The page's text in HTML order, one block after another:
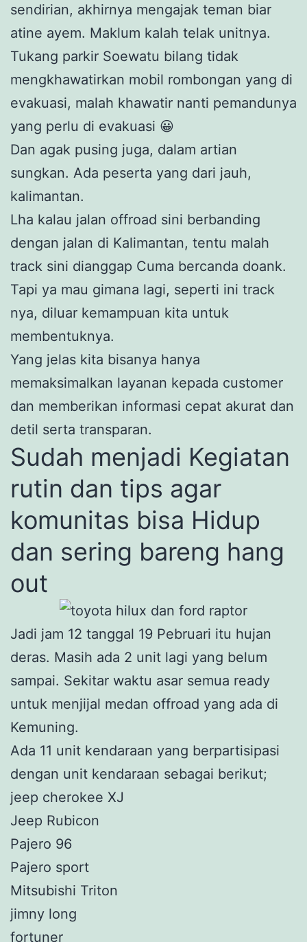
sendirian, akhirnya mengajak teman biar
atine ayem. Maklum kalah telak unitnya.
Tukang parkir Soewatu bilang tidak
mengkhawatirkan mobil rombongan yang di
evakuasi, malah khawatir nanti pemandunya
yang perlu di evakuasi 😀
Dan agak pusing juga, dalam artian
sungkan. Ada peserta yang dari jauh,
kalimantan.
Lha kalau jalan offroad sini berbanding
dengan jalan di Kalimantan, tentu malah
track sini dianggap Cuma bercanda doank.
Tapi ya mau gimana lagi, seperti ini track
nya, diluar kemampuan kita untuk
membentuknya.
Yang jelas kita bisanya hanya
memaksimalkan layanan kepada customer
dan memberikan informasi cepat akurat dan
detil serta transparan.
Sudah menjadi Kegiatan
rutin dan tips agar
komunitas bisa Hidup
dan sering bareng hang
out
Jadi jam 12 tanggal 19 Pebruari itu hujan
deras. Masih ada 2 unit lagi yang belum
sampai. Sekitar waktu asar semua ready
untuk menjijal medan offroad yang ada di
Kemuning.
Ada 11 unit kendaraan yang berpartisipasi
dengan unit kendaraan sebagai berikut;
jeep cherokee XJ
Jeep Rubicon
Pajero 96
Pajero sport
Mitsubishi Triton
jimny long
fortuner